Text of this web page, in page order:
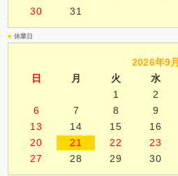
30
31
■ 休業日
2026年9月
日
月 火 水
1
2
6
7 8 9
13
14 15 16
20
21 22 23
27
28 29 30